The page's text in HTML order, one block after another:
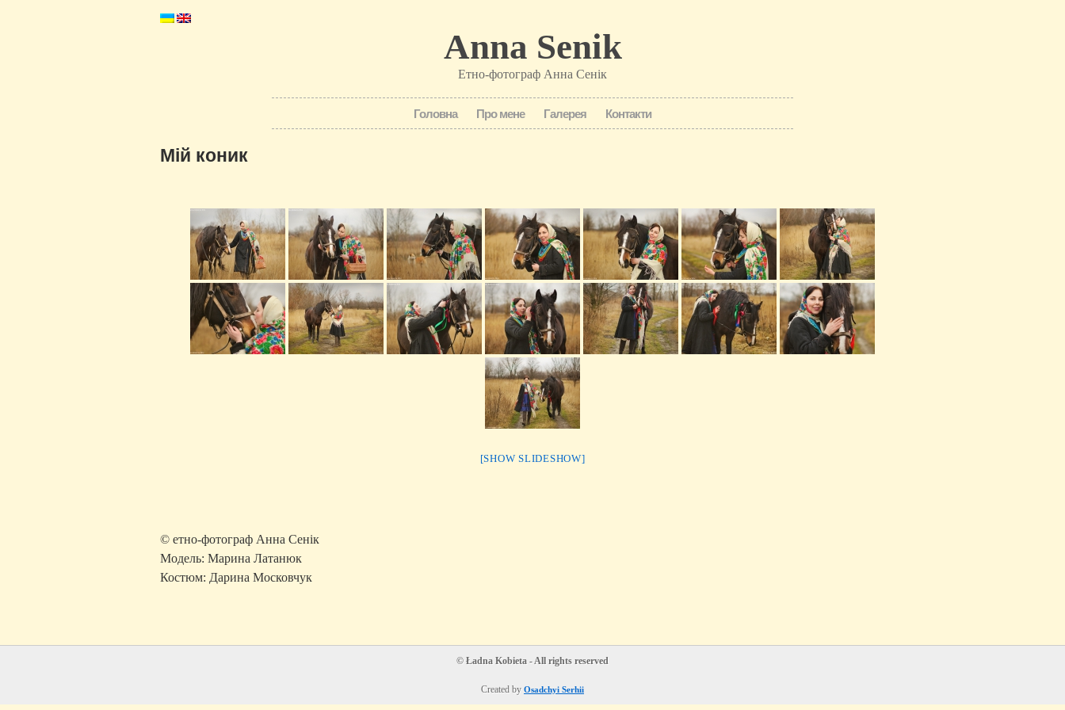
Anna Senik
Етно-фотограф Анна Сенік
Головна Про мене Галерея Контакти
Мій коник
[SHOW SLIDESHOW]
© етно-фотограф Анна Сенік
Модель: Марина Латанюк
Костюм: Дарина Московчук
© Ładna Kobieta - All rights reserved
Created by Osadchyi Serhii